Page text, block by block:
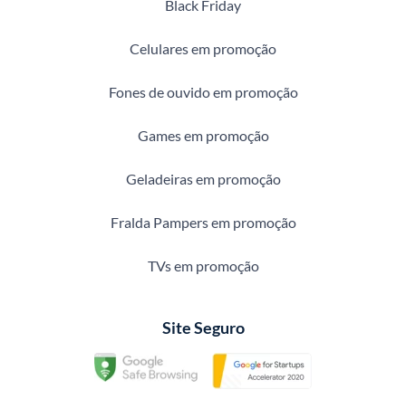
Black Friday
Celulares em promoção
Fones de ouvido em promoção
Games em promoção
Geladeiras em promoção
Fralda Pampers em promoção
TVs em promoção
Site Seguro